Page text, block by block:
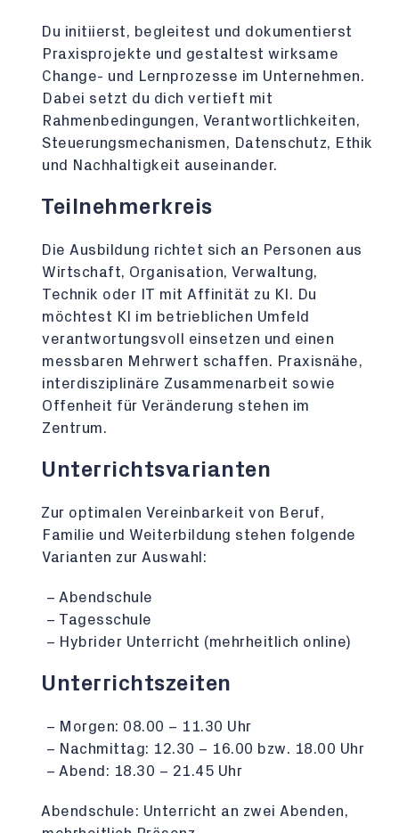
Du initiierst, begleitest und dokumentierst
Praxisprojekte und gestaltest wirksame
Change- und Lernprozesse im Unternehmen.
Dabei setzt du dich vertieft mit
Rahmenbedingungen, Verantwortlichkeiten,
Steuerungsmechanismen, Datenschutz, Ethik
und Nachhaltigkeit auseinander.
Teilnehmerkreis
Die Ausbildung richtet sich an Personen aus
Wirtschaft, Organisation, Verwaltung,
Technik oder IT mit Affinität zu KI. Du
möchtest KI im betrieblichen Umfeld
verantwortungsvoll einsetzen und einen
messbaren Mehrwert schaffen. Praxisnähe,
interdisziplinäre Zusammenarbeit sowie
Offenheit für Veränderung stehen im
Zentrum.
Unterrichtsvarianten
Zur optimalen Vereinbarkeit von Beruf,
Familie und Weiterbildung stehen folgende
Varianten zur Auswahl:
Abendschule
Tagesschule
Hybrider Unterricht (mehrheitlich online)
Unterrichtszeiten
Morgen: 08.00 – 11.30 Uhr
Nachmittag: 12.30 – 16.00 bzw. 18.00 Uhr
Abend: 18.30 – 21.45 Uhr
Abendschule: Unterricht an zwei Abenden,